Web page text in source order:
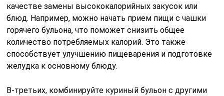
качестве замены высококалорийных закусок или
блюд. Например, можно начать прием пищи с чашки
горячего бульона, что поможет снизить общее
количество потребляемых калорий. Это также
способствует улучшению пищеварения и подготовке
желудка к основному блюду.
В-третьих, комбинируйте куриный бульон с другими